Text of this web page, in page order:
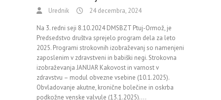
Urednik 24 decembra, 2024
Na 3. redni seji 8.10.2024 DMSBZT Ptuj-Ormož, je
Predsedstvo društva sprejelo program dela za leto
2025. Programi strokovnih izobraževanj so namenjeni
zaposlenim v zdravstveni in babiški negi. Strokovna
izobraževanja JANUAR Kakovost in varnost v
zdravstvu – modul obvezne vsebine (10.1.2025).
Obvladovanje akutne, kronične bolečine in oskrba
podkožne venske valvule (13.1.2025).…